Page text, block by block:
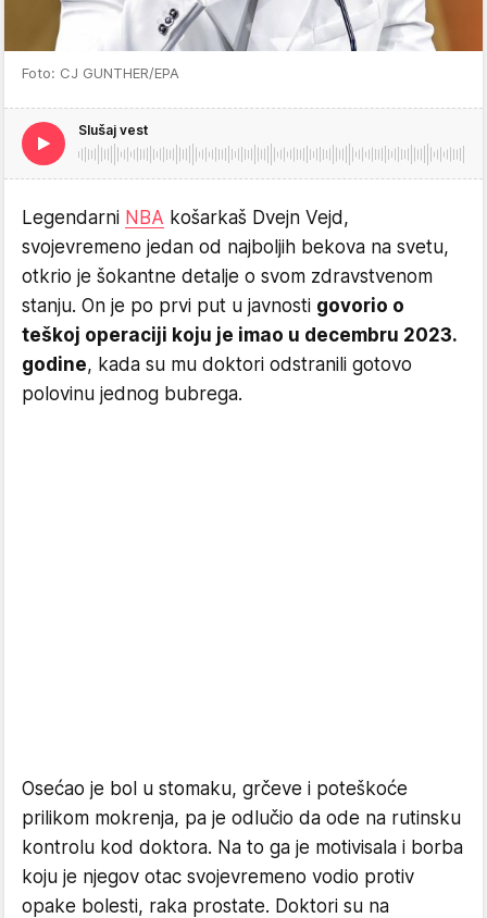
Foto: CJ GUNTHER/EPA
Slušaj vest
Legendarni NBA košarkaš Dvejn Vejd,
svojevremeno jedan od najboljih bekova na svetu,
otkrio je šokantne detalje o svom zdravstvenom
stanju. On je po prvi put u javnosti govorio o
teškoj operaciji koju je imao u decembru 2023.
godine, kada su mu doktori odstranili gotovo
polovinu jednog bubrega.
Osećao je bol u stomaku, grčeve i poteškoće
prilikom mokrenja, pa je odlučio da ode na rutinsku
kontrolu kod doktora. Na to ga je motivisala i borba
koju je njegov otac svojevremeno vodio protiv
opake bolesti, raka prostate. Doktori su na